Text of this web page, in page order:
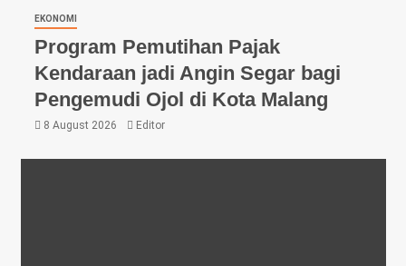
EKONOMI
Program Pemutihan Pajak
Kendaraan jadi Angin Segar bagi
Pengemudi Ojol di Kota Malang
8 August 2026 Editor